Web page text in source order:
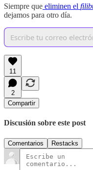
Siempre que eliminen el
dejamos para otro día.
11
2
Compartir
Discusión sobre este post
Comentarios Restacks